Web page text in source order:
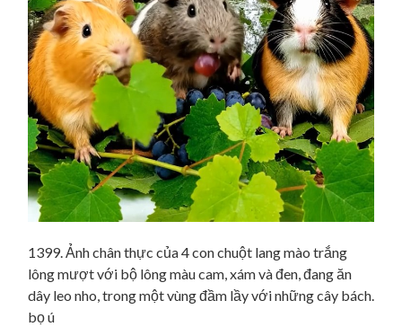
1399. Ảnh chân thực của 4 con chuột lang mào trắng
lông mượt với bộ lông màu cam, xám và đen, đang ăn
dây leo nho, trong một vùng đầm lầy với những cây bách.
bọ ú